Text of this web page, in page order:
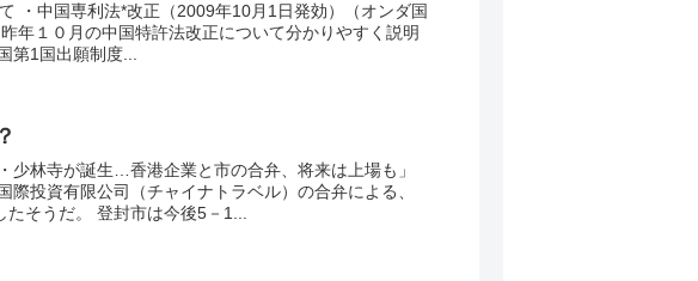
・中国専利法*改正（2009年10月1日発効）（オンダ国
年１０月の中国特許法改正について分かりやすく説明
第1国出願制度...
少林寺が誕生…香港企業と市の合弁、将来は上場も」
際投資有限公司（チャイナトラベル）の合弁による、
そうだ。 登封市は今後5－1...